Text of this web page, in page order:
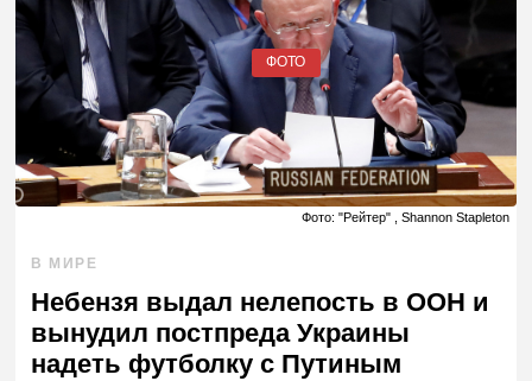
ФОТО
Фото: "Рейтер" , Shannon Stapleton
В МИРЕ
Небензя выдал нелепость в ООН и
вынудил постпреда Украины
надеть футболку с Путиным